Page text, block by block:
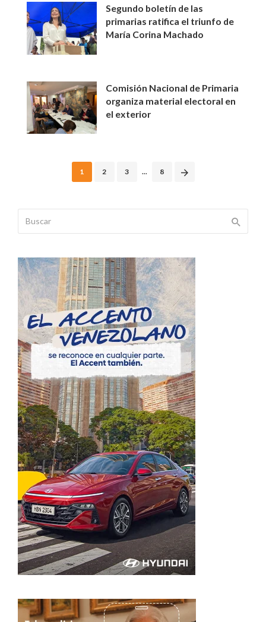
Segundo boletín de las
primarias ratifica el triunfo de
María Corina Machado
Comisión Nacional de Primaria
organiza material electoral en
el exterior
1 2 3 ... 8